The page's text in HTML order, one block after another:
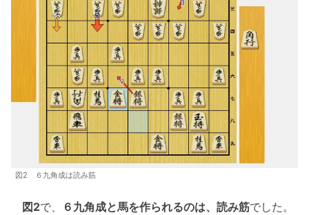
図2 ６九角成は読み筋
図2で、 ６九角成と馬を作られるのは、読み筋でした。